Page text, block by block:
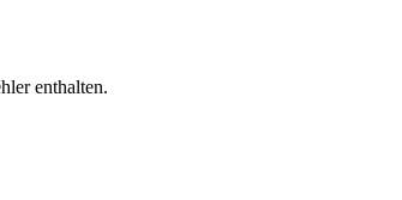
enthalten.